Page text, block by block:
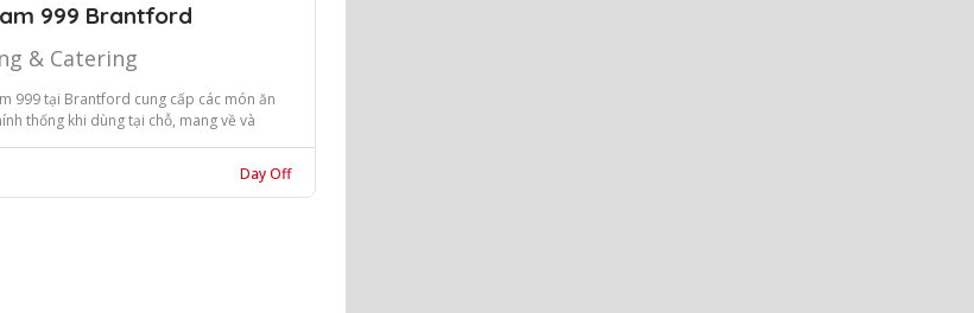
999 Brantford
& Catering
999 tại Brantford cung cấp các món ăn
thống khi dùng tại chỗ, mang về và
Day Off